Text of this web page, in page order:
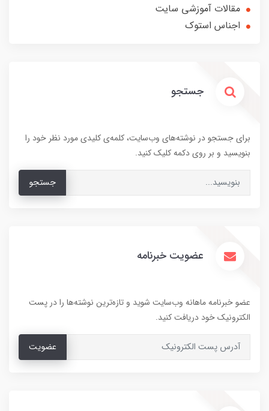
مقالات آموزشی سایت
اجناس استوک
جستجو
برای جستجو در نوشته‌های وب‌سایت، کلمه‌ی کلیدی مورد نظر خود را
بنویسید و بر روی دکمه کلیک کنید.
جستجو
عضویت خبرنامه
عضو خبرنامه ماهانه وب‌سایت شوید و تازه‌ترین نوشته‌ها را در پست
الکترونیک خود دریافت کنید.
عضویت